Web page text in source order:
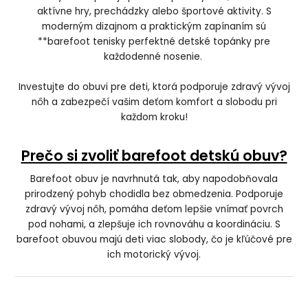
aktívne hry, prechádzky alebo športové aktivity. S
moderným dizajnom a praktickým zapínaním sú
**barefoot tenisky perfektné detské topánky pre
každodenné nosenie.
Investujte do obuvi pre deti, ktorá podporuje zdravý vývoj
nôh a zabezpečí vašim deťom komfort a slobodu pri
každom kroku!
Prečo si zvoliť barefoot detskú obuv?
Barefoot obuv je navrhnutá tak, aby napodobňovala
prirodzený pohyb chodidla bez obmedzenia. Podporuje
zdravý vývoj nôh, pomáha deťom lepšie vnímať povrch
pod nohami, a zlepšuje ich rovnováhu a koordináciu. S
barefoot obuvou majú deti viac slobody, čo je kľúčové pre
ich motorický vývoj.